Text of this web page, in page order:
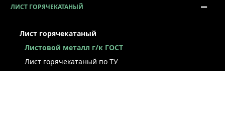
ЛИСТ ГОРЯЧЕКАТАНЫЙ
Лист горячекатаный
Листовой металл г/к ГОСТ
Лист горячекатаный по ТУ